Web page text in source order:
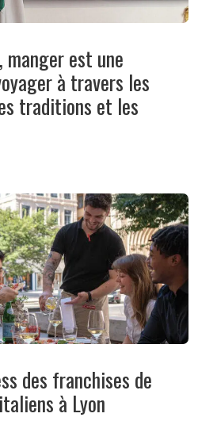
manger est une
à travers les
traditions et les
des franchises de
à Lyon